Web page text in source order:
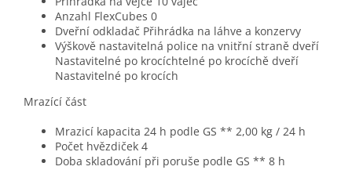
Anzahl FlexCubes 0
Dveřní odkladač Přihrádka na láhve a konzervy
Výškově nastavitelná police na vnitřní straně dveří
Nastavitelné po krocíchtelné po krocíchě dveří
Nastavitelné po krocích
Mrazící část
Mrazicí kapacita 24 h podle GS ** 2,00 kg / 24 h
Počet hvězdiček 4
Doba skladování při poruše podle GS ** 8 h